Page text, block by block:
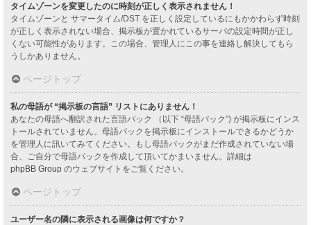
タイムゾーンを変更したのに時刻が正しく表示されません！
タイムゾーンと サマータイム/DST を正しく設定しているにもかかわらず時刻
が正しく表示されない場合、掲示板が置かれているサーバの設定時間が正し
くない可能性があります。この場合、管理人にこの事を連絡し解決してもら
うしかありません。
ページトップ
私の母語が “掲示板の言語” リストにありません！
あなたの母語へ翻訳された言語パック （以下 “母語パック”) が掲示板にインス
トールされていません。母語パックを掲示板にインストールできるかどうか
を管理人に訊いてみてください。もし母語パックがまだ作成されていない場
合、ご自分で母語パックを作成して頂いてかまいません。詳細は
phpBB Group のウェブサイトをご覧ください。
ページトップ
ユーザー名の隣に表示される画像は何ですか？